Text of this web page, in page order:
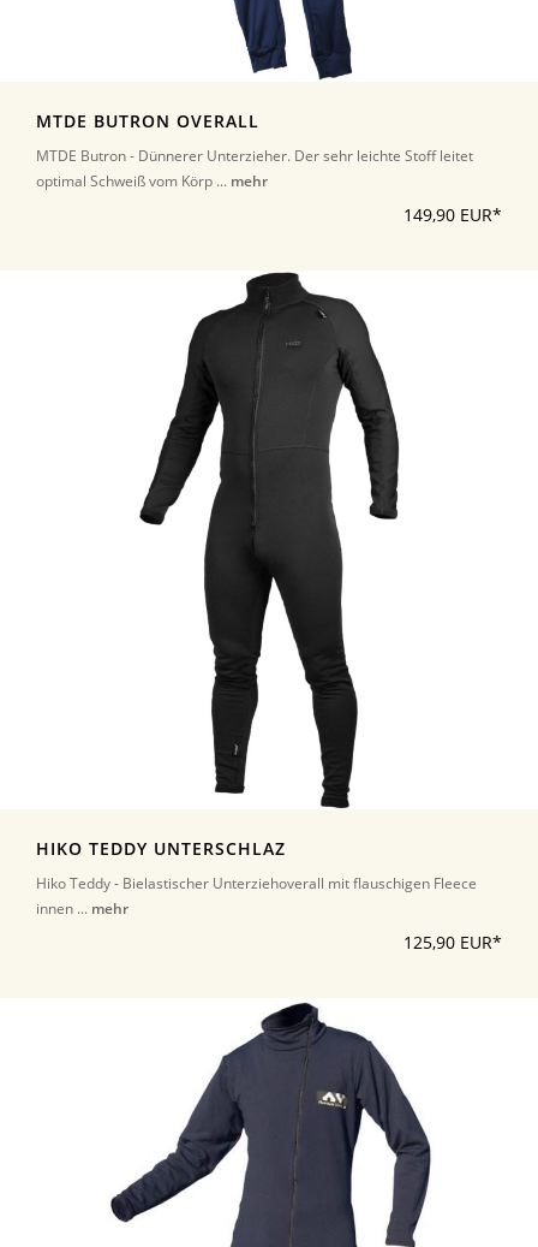
MTDE BUTRON OVERALL
MTDE Butron - Dünnerer Unterzieher. Der sehr leichte Stoff leitet
optimal Schweiß vom Körp ... mehr
149,90 EUR*
HIKO TEDDY UNTERSCHLAZ
Hiko Teddy - Bielastischer Unterziehoverall mit flauschigen Fleece
innen ... mehr
125,90 EUR*